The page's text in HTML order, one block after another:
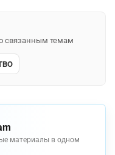
связанным темам
материалы в одном